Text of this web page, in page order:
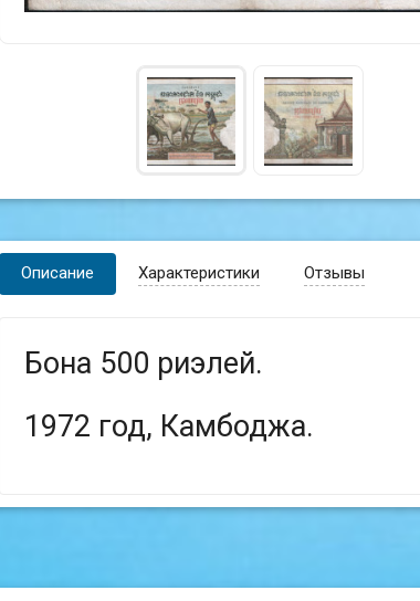
Описание Характеристики Отзывы
Бона 500 риэлей.
1972 год, Камбоджа.